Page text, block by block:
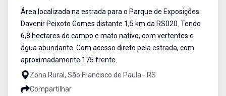
Área localizada na estrada para o Parque de Exposições
Davenir Peixoto Gomes distante 1,5 km da RS020. Tendo
6,8 hectares de campo e mato nativo, com vertentes e
água abundante. Com acesso direto pela estrada, com
aproximadamente 175 frente.
Zona Rural, São Francisco de Paula - RS
Compartilhar